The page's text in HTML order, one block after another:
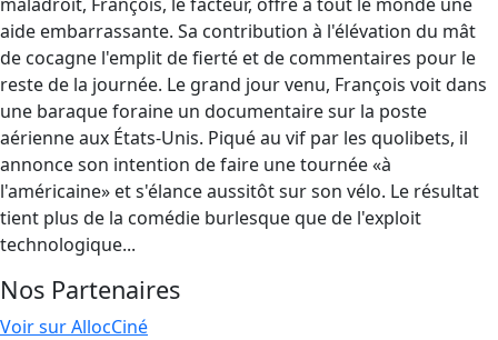
aide embarrassante. Sa contribution à l'élévation du mât
de cocagne l'emplit de fierté et de commentaires pour le
reste de la journée. Le grand jour venu, François voit dans
une baraque foraine un documentaire sur la poste
aérienne aux États-Unis. Piqué au vif par les quolibets, il
annonce son intention de faire une tournée «à
l'américaine» et s'élance aussitôt sur son vélo. Le résultat
tient plus de la comédie burlesque que de l'exploit
technologique...
Nos Partenaires
Voir sur AllocCiné